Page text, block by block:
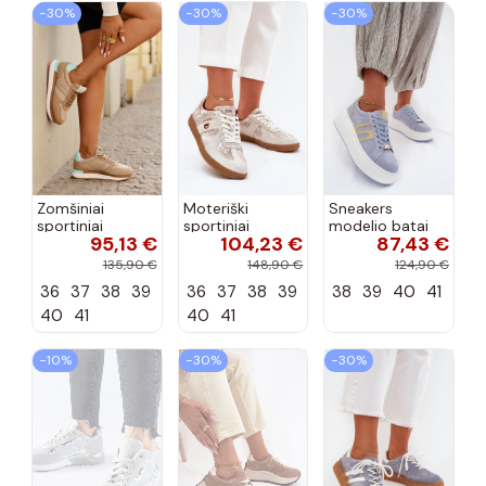
−30%
Zomšiniai
sportiniai
moterims Big
HI-POLY
SYSTEM smėlio
95,13 €
135,90 €
36 37 38 39
40 41
−30%
Moteriški
sportiniai
bateliai Daniel
Lopez Just Dare
gyvūnų rašto
smėlio spalvos
104,23 €
148,90 €
36 37 38 39
40 41
−30%
Sneakers
modelio batai
Moteriškas su
platforma
zomšosoĮa
87,43 €
124,90 €
38 39 40 41
−10% −30% −30%